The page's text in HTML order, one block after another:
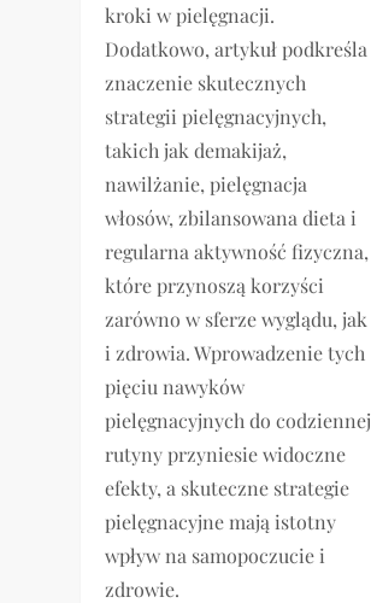
kroki w pielęgnacji.
Dodatkowo, artykuł podkreśla
znaczenie skutecznych
strategii pielęgnacyjnych,
takich jak demakijaż,
nawilżanie, pielęgnacja
włosów, zbilansowana dieta i
regularna aktywność fizyczna,
które przynoszą korzyści
zarówno w sferze wyglądu, jak
i zdrowia. Wprowadzenie tych
pięciu nawyków
pielęgnacyjnych do codziennej
rutyny przyniesie widoczne
efekty, a skuteczne strategie
pielęgnacyjne mają istotny
wpływ na samopoczucie i
zdrowie.